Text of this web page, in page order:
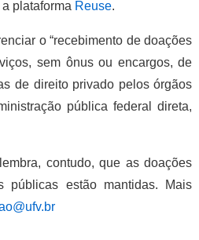
plataforma Reuse.
o “recebimento de doações
sem ônus ou encargos, de
de direito privado pelos órgãos
pública federal direta,
contudo, que as doações
públicas estão mantidas. Mais